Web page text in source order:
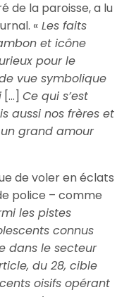
de la paroisse, a lu
« Les faits
et icône
pour le
vue symbolique
[…]Ce qui s’est
aussi nos frères et
grand amour
de voler en éclats
police – comme
les pistes
connus
dans le secteur
du 28, cible
oisifs opérant